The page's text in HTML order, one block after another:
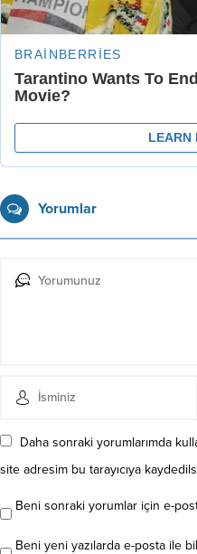
Yorumlar
Daha sonraki yorumlarımda
site adresim bu tarayıcıya
Beni sonraki yorumlar için e-
Beni yeni yazılarda e-posta ile